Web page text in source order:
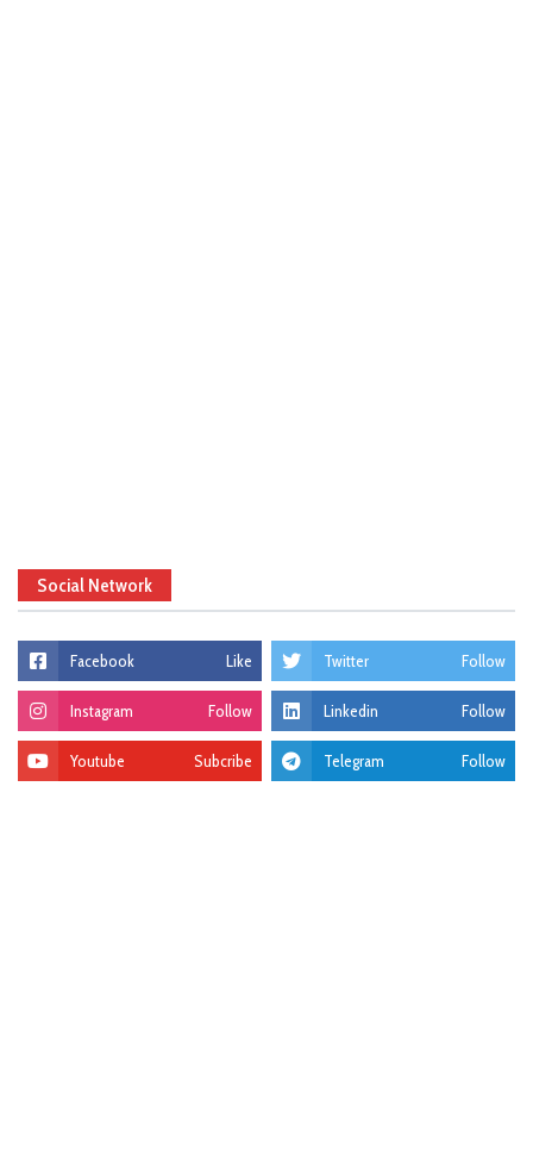
Social Network
Facebook Like Twitter Follow
Instagram Follow Linkedin Follow
Youtube Subcribe Telegram Follow